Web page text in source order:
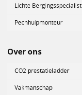
Lichte Bergingsspecialist
Pechhulpmonteur
Over ons
CO2 prestatieladder
Vakmanschap